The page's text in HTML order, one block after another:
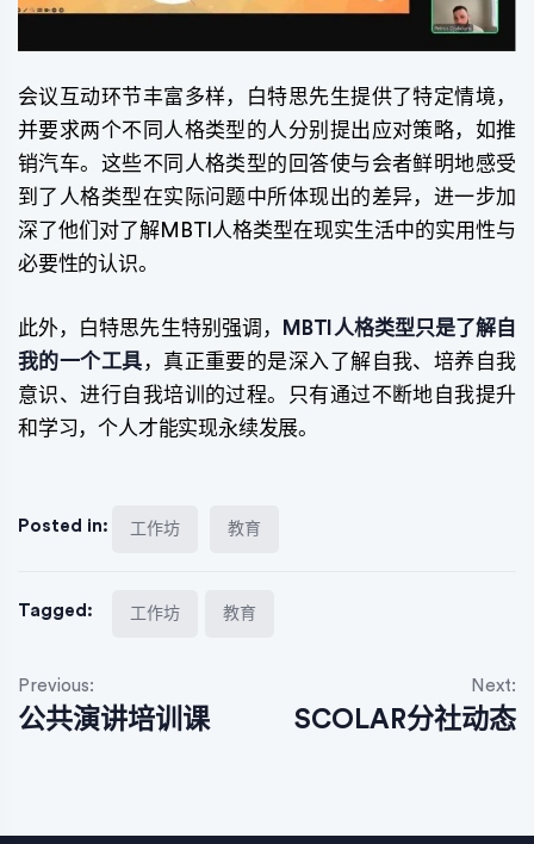
会议互动环节丰富多样，白特思先生提供了特定情境，
并要求两个不同人格类型的人分别提出应对策略，如推
销汽车。这些不同人格类型的回答使与会者鲜明地感受
到了人格类型在实际问题中所体现出的差异，进一步加
深了他们对了解MBTI人格类型在现实生活中的实用性与
必要性的认识。
此外，白特思先生特别强调，
MBTI人格类型只是了解自
我的一个工具 ，真正重要的是深入了解自我、培养自我
意识、进行自我培训的过程。只有通过不断地自我提升
和学习，个人才能实现永续发展。
Posted in: 工作坊 教育
Tagged: 工作坊 教育
文
章
航
Previous:
公共演讲培训课
Next:
SCOLAR分社动态